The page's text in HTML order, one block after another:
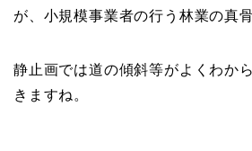
が、小規模事業者の行う林業の真骨
静止画では道の傾斜等がよくわか
きますね。